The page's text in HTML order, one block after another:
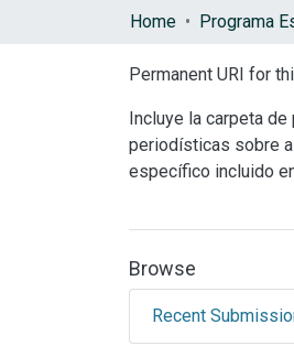
Home
Permanent URI for
Incluye la carpeta
periodísticas sobre
específico incluido
Browse
Recent